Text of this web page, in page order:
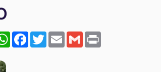
WhatsApp
Facebook
Twitter
EmailGmail